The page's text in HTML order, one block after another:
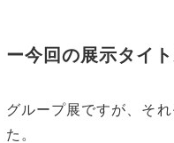
ー今回の展示タイ
グループ展ですが、そ
た。